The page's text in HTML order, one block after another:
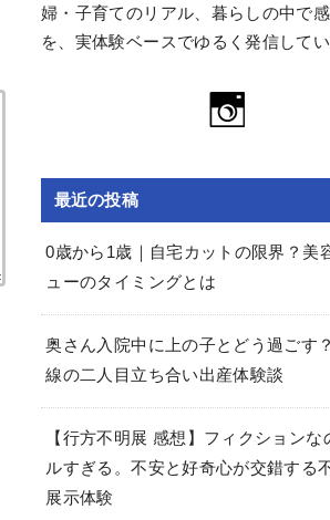
婦・子育てのリアル、暮らしの中で
を、実体験ベースでゆるく発信してい
最近の投稿
0歳から1歳｜自宅カットの限界？美
ューのタイミングとは
奥さん入院中に上の子とどう過ごす
線の二人目立ち合い出産体験談
【行方不明展 感想】フィクションな
ルすぎる。不安と好奇心が交錯する
展示体験